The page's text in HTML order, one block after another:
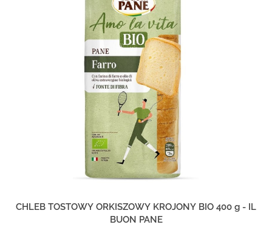
CHLEB TOSTOWY ORKISZOWY KROJONY BIO 400 g - IL
BUON PANE